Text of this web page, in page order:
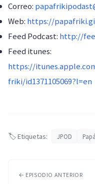
Correo:
Web: https://
Feed Podcast: http://
Feed itunes:
https://
friki/id1371105069?l=en
🏷️ Etiquetas: JPOD
← EPISODIO ANTERIOR